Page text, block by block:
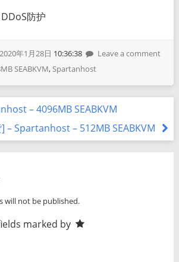
防护
2020年1月28日 10:36:38
Leave a comment
SEABKVM,Spartanhost
– 4096MB SEABKVM
– Spartanhost – 512MB SEABKVM
will not be published.
marked by